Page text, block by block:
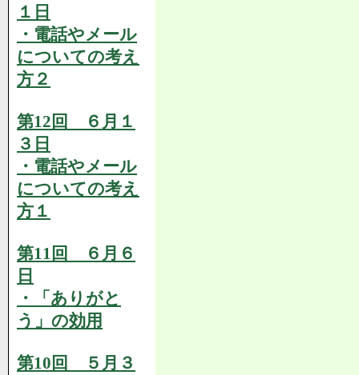
１日
・電話やメール
についての考え
方２
第12回 ６月１
３日
・電話やメール
についての考え
方１
第11回 ６月６
日
・「ありがと
う」の効用
第10回 ５月３